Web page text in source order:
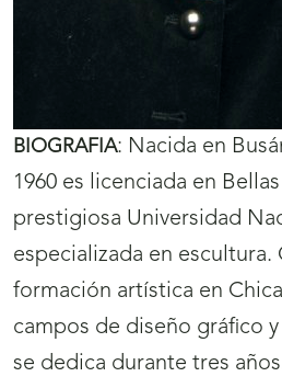
BIOGRAFIA: Nacida en
1960 es licenciada en
prestigiosa Universidad
especializada en escultura.
formación artística en
campos de diseño gráfico
se dedica durante tres